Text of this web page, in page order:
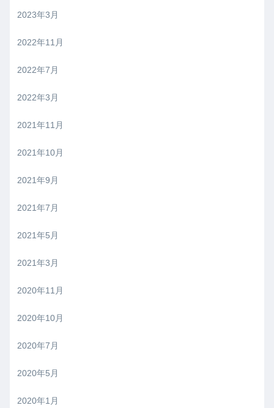
2023年3月
2022年11月
2022年7月
2022年3月
2021年11月
2021年10月
2021年9月
2021年7月
2021年5月
2021年3月
2020年11月
2020年10月
2020年7月
2020年5月
2020年1月